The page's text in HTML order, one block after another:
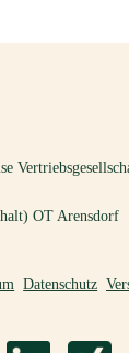
OT Arensdorf
Datenschutz